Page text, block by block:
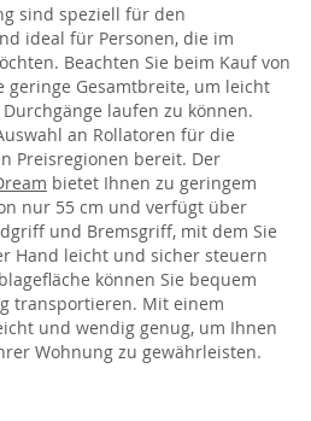
sind speziell für den
ideal für Personen, die im
Beachten Sie beim Kauf von
geringe Gesamtbreite, um leicht
laufen zu können.
an Rollatoren für die
Preisregionen bereit. Der
bietet Ihnen zu geringem
nur 55 cm und verfügt über
und Bremsgriff, mit dem Sie
Hand leicht und sicher steuern
können Sie bequem
transportieren. Mit einem
und wendig genug, um Ihnen
Wohnung zu gewährleisten.